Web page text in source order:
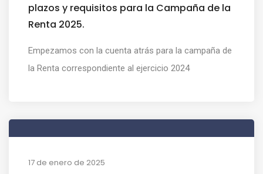
plazos y requisitos para la Campaña de la
Renta 2025.
Empezamos con la cuenta atrás para la campaña de
la Renta correspondiente al ejercicio 2024
17 de enero de 2025